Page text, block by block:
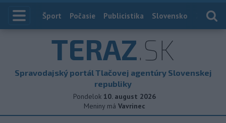
Index
Šport Počasie Publicistika Slovensko
TERAZ.SK
Spravodajský portál Tlačovej agentúry Slovenskej
republiky
Pondelok 10. august 2026
Meniny má Vavrinec